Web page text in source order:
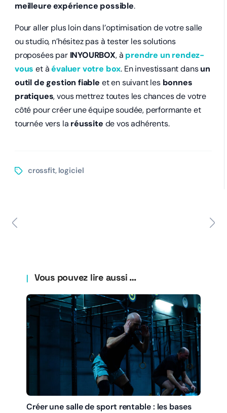
meilleure expérience possible.
Pour aller plus loin dans l’optimisation de votre salle
ou studio, n’hésitez pas à tester les solutions
proposées par INYOURBOX, à prendre un rendez-
vous et àévaluer votre box. En investissant dansun
outil de gestion fiable et en suivant les bonnes
pratiques, vous mettrez toutes les chances de votre
côté pour créer une équipe soudée, performante et
tournée vers la réussite de vos adhérents.
crossfit, logiciel
Vous pouvez lire aussi …
Créer une salle de sport rentable : les bases